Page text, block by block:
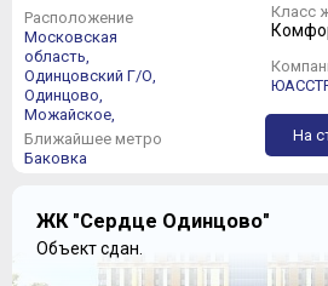
Расположение
Московская
область,
Одинцовский Г/О,
Одинцово,
Можайское,
Ближайшее метро
Баковка
Класс
На
ЖК "Сердце Одинцово"
Объект сдан.